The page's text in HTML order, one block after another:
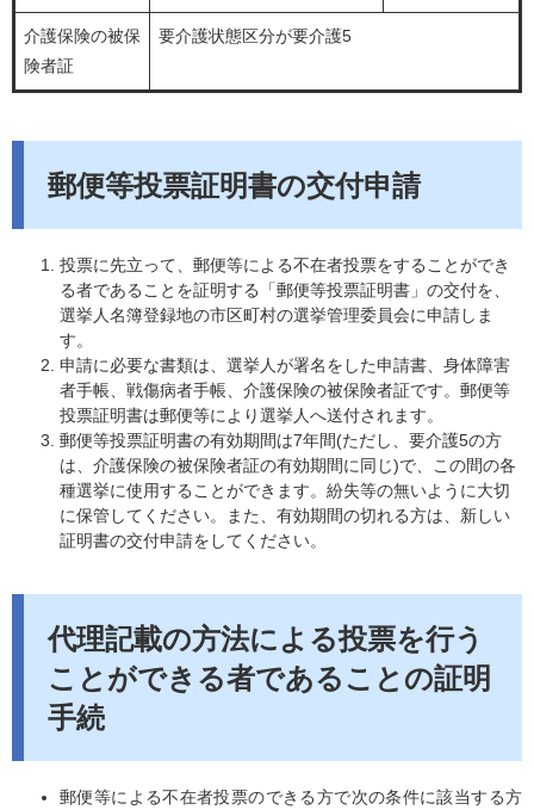
介護保険の被保
険者証
要介護状態区分が要介護5
郵便等投票証明書の交付申請
投票に先立って、郵便等による不在者投票をすることができ
る者であることを証明する「郵便等投票証明書」の交付を、
選挙人名簿登録地の市区町村の選挙管理委員会に申請しま
す。
申請に必要な書類は、選挙人が署名をした申請書、身体障害
者手帳、戦傷病者手帳、介護保険の被保険者証です。郵便等
投票証明書は郵便等により選挙人へ送付されます。
郵便等投票証明書の有効期間は7年間(ただし、要介護5の方
は、介護保険の被保険者証の有効期間に同じ)で、この間の各
種選挙に使用することができます。紛失等の無いように大切
に保管してください。また、有効期間の切れる方は、新しい
証明書の交付申請をしてください。
代理記載の方法による投票を行う
ことができる者であることの証明
手続
郵便等による不在者投票のできる方で次の条件に該当する方